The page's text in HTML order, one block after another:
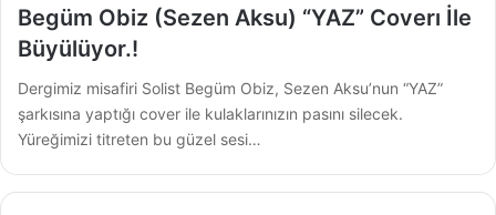
Begüm Obiz (Sezen Aksu) “YAZ” Coverı İle
Büyülüyor.!
Dergimiz misafiri Solist Begüm Obiz, Sezen Aksu’nun “YAZ”
şarkısına yaptığı cover ile kulaklarınızın pasını silecek.
Yüreğimizi titreten bu güzel sesi…